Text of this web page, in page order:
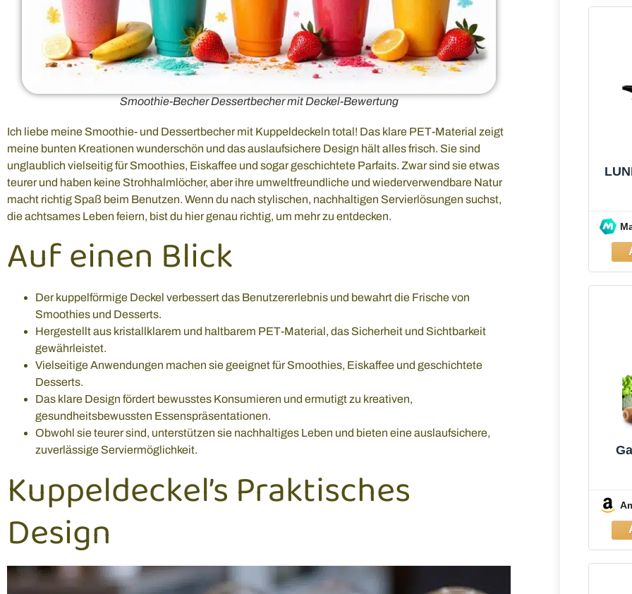
Smoothie-Becher Dessertbecher mit Deckel-Bewertung
Ich liebe meine Smoothie- und Dessertbecher mit Kuppeldeckeln total! Das klare PET-Material zeigt
meine bunten Kreationen wunderschön und das auslaufsichere Design hält alles frisch. Sie sind
unglaublich vielseitig für Smoothies, Eiskaffee und sogar geschichtete Parfaits. Zwar sind sie etwas
teurer und haben keine Strohhalmlöcher, aber ihre umweltfreundliche und wiederverwendbare Natur
macht richtig Spaß beim Benutzen. Wenn du nach stylischen, nachhaltigen Servierlösungen suchst,
die achtsames Leben feiern, bist du hier genau richtig, um mehr zu entdecken.
Auf einen Blick
Der kuppelförmige Deckel verbessert das Benutzererlebnis und bewahrt die Frische von
Smoothies und Desserts.
Hergestellt aus kristallklarem und haltbarem PET-Material, das Sicherheit und Sichtbarkeit
gewährleistet.
Vielseitige Anwendungen machen sie geeignet für Smoothies, Eiskaffee und geschichtete
Desserts.
Das klare Design fördert bewusstes Konsumieren und ermutigt zu kreativen,
gesundheitsbewussten Essenspräsentationen.
Obwohl sie teurer sind, unterstützen sie nachhaltiges Leben und bieten eine auslaufsichere,
zuverlässige Serviermöglichkeit.
Kuppeldeckel’s Praktisches
Design